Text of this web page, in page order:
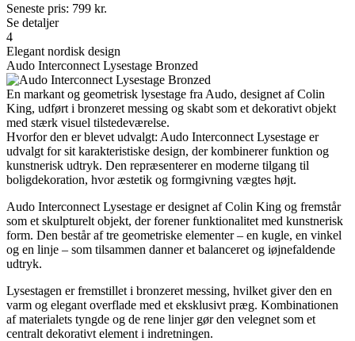
Seneste pris: 799 kr.
Se detaljer
4
Elegant nordisk design
Audo Interconnect Lysestage Bronzed
En markant og geometrisk lysestage fra Audo, designet af Colin
King, udført i bronzeret messing og skabt som et dekorativt objekt
med stærk visuel tilstedeværelse.
Hvorfor den er blevet udvalgt: Audo Interconnect Lysestage er
udvalgt for sit karakteristiske design, der kombinerer funktion og
kunstnerisk udtryk. Den repræsenterer en moderne tilgang til
boligdekoration, hvor æstetik og formgivning vægtes højt.
Audo Interconnect Lysestage er designet af Colin King og fremstår
som et skulpturelt objekt, der forener funktionalitet med kunstnerisk
form. Den består af tre geometriske elementer – en kugle, en vinkel
og en linje – som tilsammen danner et balanceret og iøjnefaldende
udtryk.
Lysestagen er fremstillet i bronzeret messing, hvilket giver den en
varm og elegant overflade med et eksklusivt præg. Kombinationen
af materialets tyngde og de rene linjer gør den velegnet som et
centralt dekorativt element i indretningen.